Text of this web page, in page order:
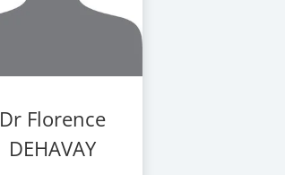
Dr Florence
DEHAVAY